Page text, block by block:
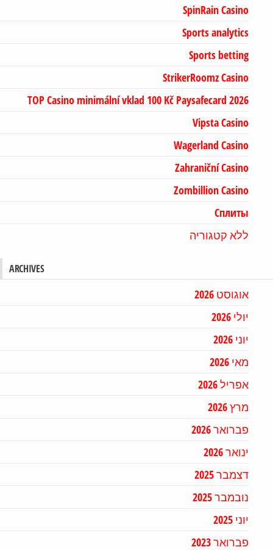
SpinRain Casino
Sports analytics
Sports betting
StrikerRoomz Casino
TOP Casino minimální vklad 100 Kč Paysafecard 2026
Vipsta Casino
Wagerland Casino
Zahraniční Casino
Zombillion Casino
Сплиты
ללא קטגוריה
ARCHIVES
אוגוסט 2026
יולי 2026
יוני 2026
מאי 2026
אפריל 2026
מרץ 2026
פברואר 2026
ינואר 2026
דצמבר 2025
נובמבר 2025
יוני 2025
פברואר 2023